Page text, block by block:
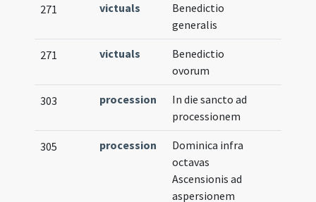
271 victuals
Benedictio
generalis
271 victuals
Benedictio
ovorum
303 procession
In die sancto ad
processionem
305 procession
Dominica infra
octavas
Ascensionis ad
aspersionem